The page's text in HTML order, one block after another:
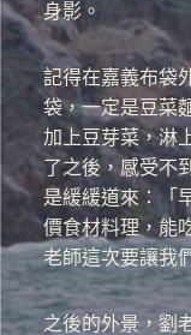
身影。
記得在嘉義布袋
袋，一定是豆菜
加上豆芽菜，淋
了之後，感受不
是緩緩道來：「
價食材料理，能
老師這次要讓我
之後的外景，劉